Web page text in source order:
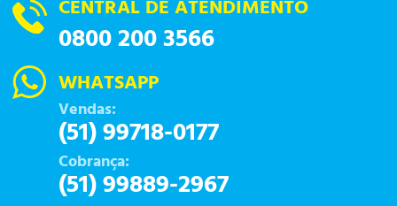
CENTRAL DE ATENDIMENTO
0800 200 3566
WHATSAPP
Vendas:
(51) 99718-0177
Cobrança:
(51) 99889-2967